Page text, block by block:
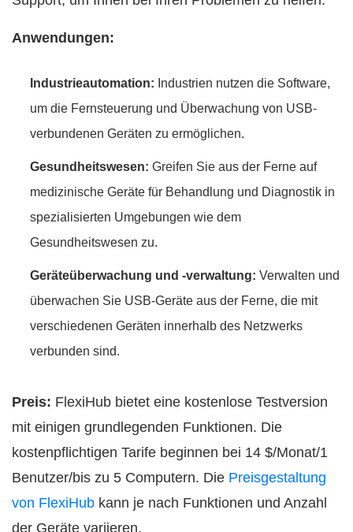
Anwendungen:
Industrieautomation: Industrien nutzen die Software,
um die Fernsteuerung und Überwachung von USB-
verbundenen Geräten zu ermöglichen.
Gesundheitswesen: Greifen Sie aus der Ferne auf
medizinische Geräte für Behandlung und Diagnostik in
spezialisierten Umgebungen wie dem
Gesundheitswesen zu.
Geräteüberwachung und -verwaltung: Verwalten und
überwachen Sie USB-Geräte aus der Ferne, die mit
verschiedenen Geräten innerhalb des Netzwerks
verbunden sind.
Preis: FlexiHub bietet eine kostenlose Testversion
mit einigen grundlegenden Funktionen. Die
kostenpflichtigen Tarife beginnen bei 14 $/Monat/1
Benutzer/bis zu 5 Computern. Die Preisgestaltung
von FlexiHub kann je nach Funktionen und Anzahl
der Geräte variieren.